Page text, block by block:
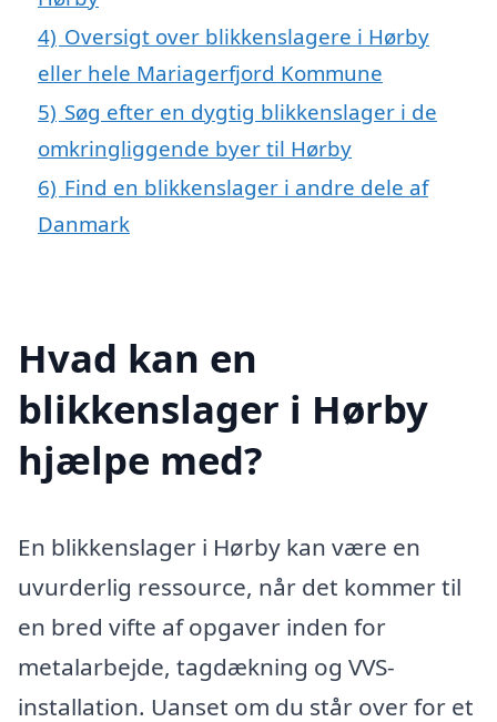
4) Oversigt over blikkenslagere i Hørby
eller hele Mariagerfjord Kommune
5) Søg efter en dygtig blikkenslager i de
omkringliggende byer til Hørby
6) Find en blikkenslager i andre dele af
Danmark
Hvad kan en
blikkenslager i Hørby
hjælpe med?
En blikkenslager i Hørby kan være en
uvurderlig ressource, når det kommer til
en bred vifte af opgaver inden for
metalarbejde, tagdækning og VVS-
installation. Uanset om du står over for et